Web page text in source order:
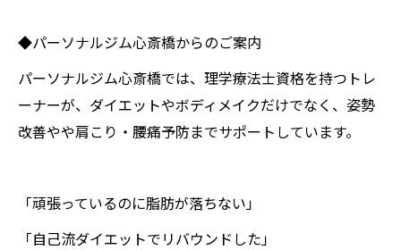
◆パーソナルジム心斎橋からのご案内
パーソナルジム心斎橋では、理学療法士資格を持つトレ
ーナーが、ダイエットやボディメイクだけでなく、姿勢
改善やや肩こり・腰痛予防までサポートしています。
「頑張っているのに脂肪が落ちない」
「自己流ダイエットでリバウンドした」